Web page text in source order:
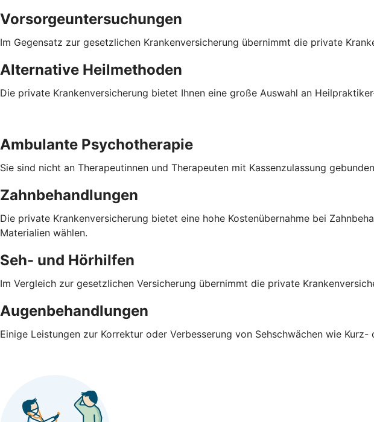
Vorsorgeuntersuchungen
Im Gegensatz zur gesetzlichen Krankenversicherung übernimmt die private
Alternative Heilmethoden
Die private Krankenversicherung bietet Ihnen eine große Auswahl an
Ambulante Psychotherapie
Sie sind nicht an Therapeutinnen und Therapeuten mit Kassenzulassung
Zahnbehandlungen
Die private Krankenversicherung bietet eine hohe Kostenübernahme bei
Materialien wählen.
Seh- und Hörhilfen
Im Vergleich zur gesetzlichen Versicherung übernimmt die private
Augenbehandlungen
Einige Leistungen zur Korrektur oder Verbesserung von Sehschwächen wie